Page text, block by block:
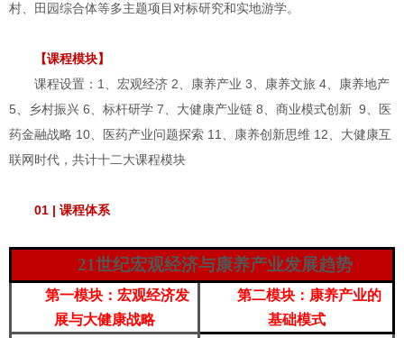
村、田园综合体等多主题项目对标研究和实地游学。
【课程模块】
课程设置：1、宏观经济 2、康养产业 3、康养文旅 4、康养地产
5、乡村振兴 6、标杆研学 7、大健康产业链 8、商业模式创新 9、医
药金融战略 10、医药产业问题探索 11、康养创新思维 12、大健康互
联网时代，共计十二大课程模块
01 | 课程体系
21世纪宏观经济与康养产业发展趋势
第一模块：宏观经济发
展与大健康战略
第二模块： 康养产业的
基础模式